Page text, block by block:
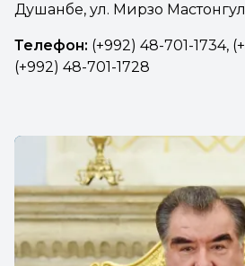
Душанбе, ул. Мирзо
Телефон: (+992) 48-701-1734,
(+992) 48-701-1728